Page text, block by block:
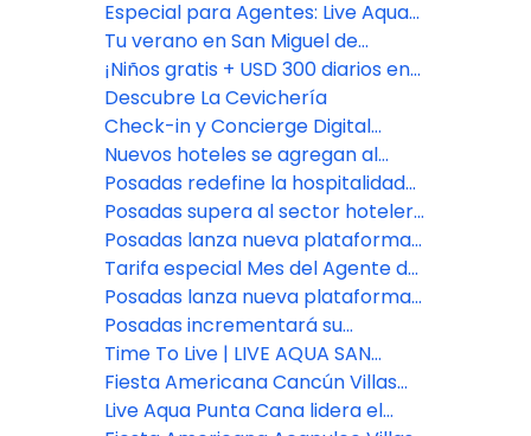
educativo
vacacionales con Fiesta
Americana Travelty Collection
Especial para Agentes: Live Aqua
San Miguel de Allende
Tu verano en San Miguel de
Allende comienza aquí
¡Niños gratis + USD 300 diarios en
Resort Credit en Grand Fiesta
Americana Los Cabos!
Descubre La Cevichería
Check-in y Concierge Digital
impulsado por Agentforce
Nuevos hoteles se agregan al
portafolio de Posadas
Posadas redefine la hospitalidad
con el lanzamiento de Fiesta
Americana Travelty Exclusive
Experiences
Posadas supera al sector hotelero
en experiencia del cliente
Posadas lanza nueva plataforma
de reservas para asesores de
viajes
Tarifa especial Mes del Agente de
Viajes: Fiesta Americana Travelty
Collection
Posadas lanza nueva plataforma
de reservas para asesores de
viajes
Posadas incrementará su
inventario de habitaciones en un
7% este año
Time To Live | LIVE AQUA SAN
MIGUEL DE ALLENDE
Fiesta Americana Cancún Villas
presenta dos nuevas categorías
Live Aqua Punta Cana lidera el